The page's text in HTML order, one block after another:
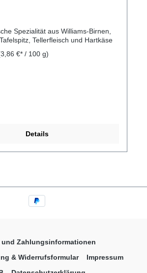
Spezialität aus Williams-Birnen,
Tellerfleisch und Hartkäse
€* / 100 g)
Details
und Zahlungsinformationen
& Widerrufsformular
Impressum